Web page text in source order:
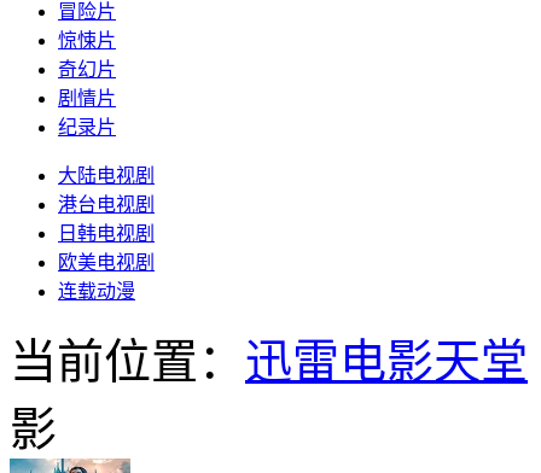
冒险片
惊悚片
奇幻片
剧情片
纪录片
大陆电视剧
港台电视剧
日韩电视剧
欧美电视剧
连载动漫
当前位置： 迅雷电影天堂
影